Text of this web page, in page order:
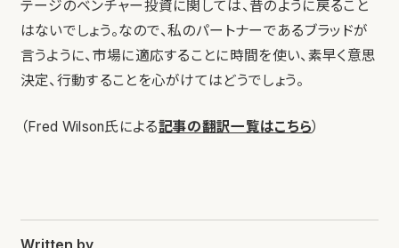
テージのベンチャー投資に関しては、昔のように戻ること
はないでしょう。なので、私のパートナーであるブラッドが
言うように、市場に適応することに時間を使い、素早く意思
決定、行動することを心がけてはどうでしょう。
（Fred Wilson氏による記事の翻訳一覧はこちら）